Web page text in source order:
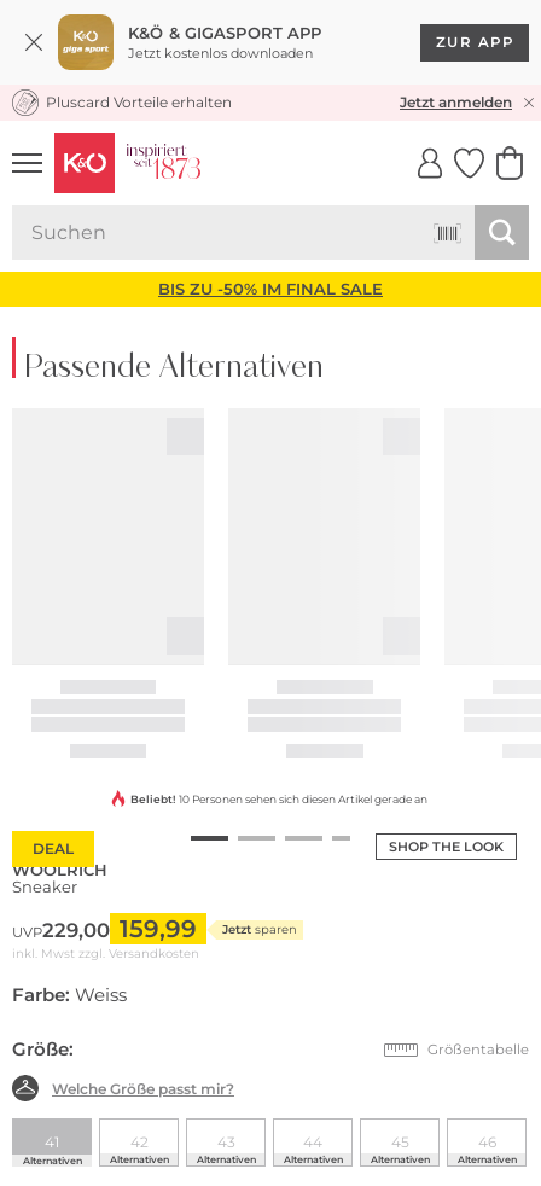
K&Ö & GIGASPORT APP
Jetzt kostenlos downloaden
ZUR APP
KOSTENLOSER VERSAND* & RÜCKVERSAND
Pluscard Vorteile erhalten Jetzt anmelden
UNSERE APP
CLICK &
BIS ZU -50% IM FINAL SALE
Passende Alternativen
SHOP THE LOOK
DEAL
Beliebt! 10 Personen sehen sich diesen Artikel gerade an
WOOLRICH
Sneaker
UVP229,00 159,99 Jetzt sparen
inkl. Mwst zzgl. Versandkosten
Farbe: Weiss
Größe: Größentabelle
Welche Größe passt mir?
41
Alternativen
42
Alternativen
43
Alternativen
44
Alternativen
45
Alternativen
46
Alternativen